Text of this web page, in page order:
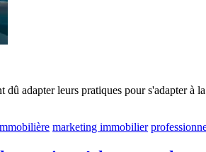
adapter leurs pratiques pour s'adapter à
marketing immobilier